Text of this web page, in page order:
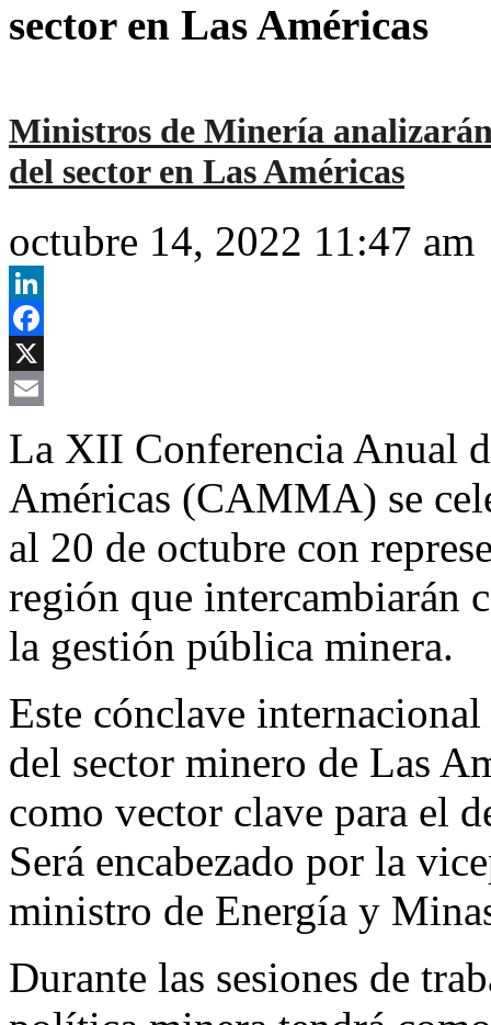
sector en Las Américas
Ministros de Minería
del sector en Las Américas
octubre 14, 2022 11:47 am
LinkedIn
Facebook
X
La XII Conferencia Anual
Américas (CAMMA) se
al 20 de octubre con
región que intercambiarán
la gestión pública minera.
Este cónclave
del sector minero de Las
como vector clave para el
Será encabezado por la
ministro de Energía y
Durante las sesiones de